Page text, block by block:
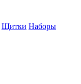
Щитки Наборы